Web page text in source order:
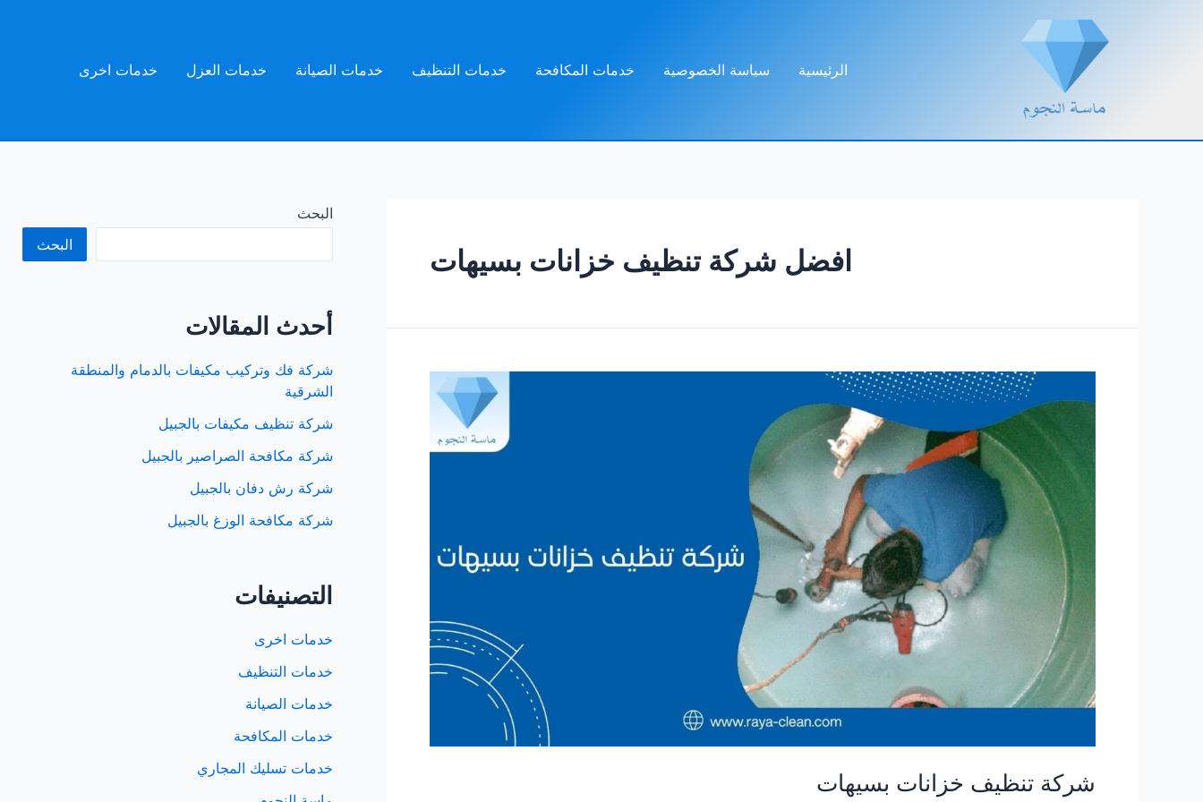
الرئيسية
سياسة الخصوصية خدمات المكافحة خدمات التنظيف خدمات الصيانة خدمات العزل خدمات اخرى
افضل شركة تنظيف خزانات بسيهات
شركة تنظيف خزانات بسيهات
البحث
البحث
أحدث المقالات
شركة فك وتركيب مكيفات بالدمام والمنطقة
الشرقية
شركة تنظيف مكيفات بالجبيل
شركة مكافحة الصراصير بالجبيل
شركة رش دفان بالجبيل
شركة مكافحة الوزغ بالجبيل
التصنيفات
خدمات اخرى
خدمات التنظيف
خدمات الصيانة
خدمات المكافحة
خدمات تسليك المجاري